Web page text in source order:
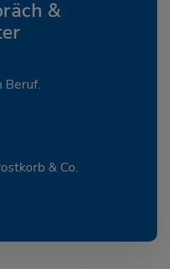
&
Beruf.
& Co.